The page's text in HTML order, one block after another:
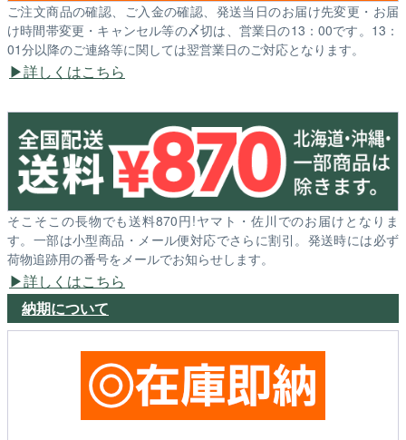
ご注文商品の確認、ご入金の確認、発送当日のお届け先変更・お届
け時間帯変更・キャンセル等の〆切は、営業日の13：00です。13：
01分以降のご連絡等に関しては翌営業日のご対応となります。
詳しくはこちら
そこそこの長物でも送料870円!ヤマト・佐川でのお届けとなりま
す。一部は小型商品・メール便対応でさらに割引。発送時には必ず
荷物追跡用の番号をメールでお知らせします。
詳しくはこちら
納期について